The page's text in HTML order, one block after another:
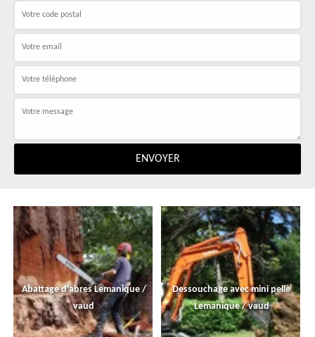
Abattage d'abres Lemanique /
vaud
Dessouchage avec mini pelle
Lemanique / vaud